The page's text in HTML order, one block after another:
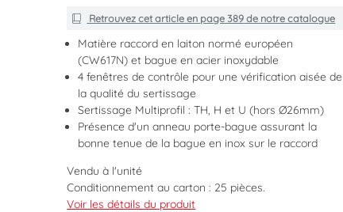
Retrouvez cet article en page 389de notre catalogue
Matière raccord en laiton normé européen
(CW617N) et bague en acier inoxydable
4 fenêtres de contrôle pour une vérification aisée de
la qualité du sertissage
Sertissage Multiprofil : TH, H et U (hors Ø26mm)
Présence d'un anneau porte-bague assurant la
bonne tenue de la bague en inox sur le raccord
Vendu à l'unité
Conditionnement au carton : 25 pièces.
Mâchoire U.
Voir les détails du produit
Des prix justes et personnalisés
Paiement différé sous 30 jours